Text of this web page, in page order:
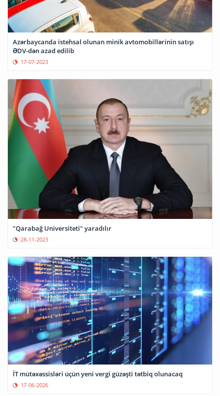
Azərbaycanda istehsal olunan minik avtomobillərinin satışı
ƏDV-dən azad edilib
17-07-2023
"Qarabağ Universiteti" yaradılır
28-11-2023
İT mütəxəssisləri üçün yeni vergi güzəşti tətbiq olunacaq
17-06-2026